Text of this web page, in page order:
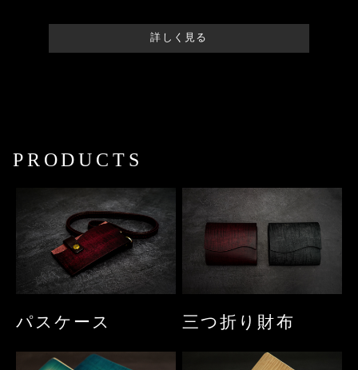
詳しく見る
PRODUCTS
パスケース 三つ折り財布